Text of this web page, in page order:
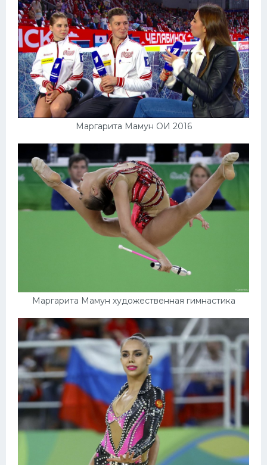
Маргарита Мамун ОИ 2016
Маргарита Мамун художественная гимнастика